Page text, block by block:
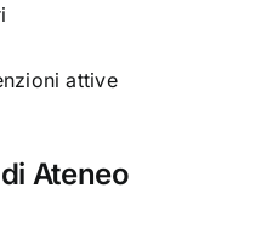
attive
Ateneo